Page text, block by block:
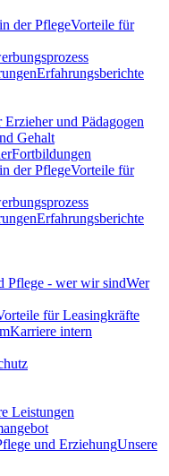
Vorteile für
Erfahrungsberichte
Erzieher und Pädagogen
Gehalt
Fortbildungen
Vorteile für
Erfahrungsberichte
Wer
für Leasingkräfte
Karriere intern
Leistungen
Unsere